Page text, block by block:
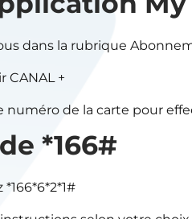
dans la rubrique
CANAL +
numéro de la carte pour
*166#